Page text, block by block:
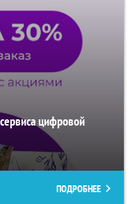
цифровой
ПОДРОБНЕЕ